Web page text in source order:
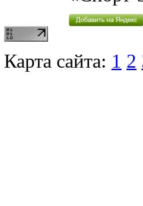
Карта сайта: 1 2